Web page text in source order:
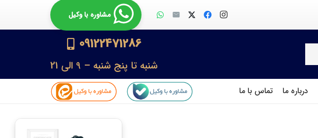
مشاوره با وکیل
09122471286
شنبه تا پنج شنبه – 9 الی 21
درباره ما تماس با ما